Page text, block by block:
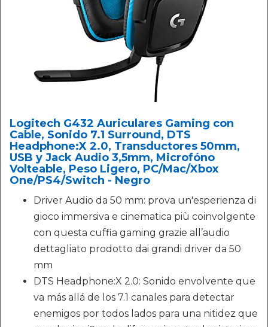
Logitech G432 Auriculares Gaming con
Cable, Sonido 7.1 Surround, DTS
Headphone:X 2.0, Transductores 50mm,
USB y Jack Audio 3,5mm, Microfóno
Volteable, Peso Ligero, PC/Mac/Xbox
One/PS4/Switch - Negro
Driver Audio da 50 mm: prova un'esperienza di
gioco immersiva e cinematica più coinvolgente
con ‎questa cuffia gaming grazie all’audio
dettagliato prodotto dai grandi driver da 50
mm
DTS Headphone:X 2.0: Sonido envolvente que
va más allá de los 7.1 canales para detectar
enemigos por todos lados para una nitidez que